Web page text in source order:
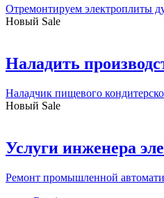
Отремонтируем электроплиты
Новый Sale
Наладить
Наладчик пищевого
Новый Sale
Услуги инженера
Ремонт промышленной